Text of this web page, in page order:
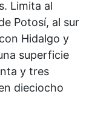
Limita al
Potosí, al sur
Hidalgo y
superficie
y tres
dieciocho